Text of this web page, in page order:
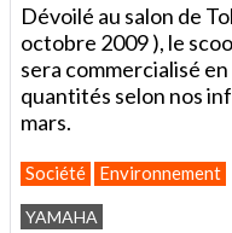
Dévoilé au salon de
octobre 2009 ), le
sera commercialisé
quantités selon nos
mars.
Société Environnement
YAMAHA